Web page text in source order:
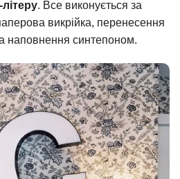
. Все виконується за
викрійка, перенесення
наповнення синтепоном.